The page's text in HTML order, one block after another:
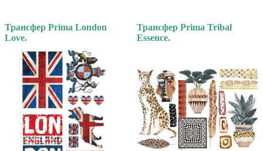
Трансфер Prima London
Love.
Трансфер Prima Tribal
Essence.